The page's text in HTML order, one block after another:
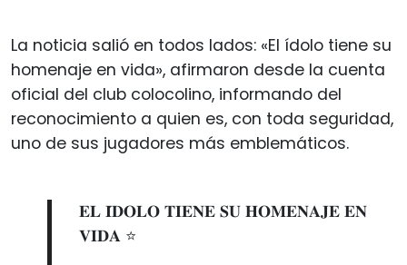
La noticia salió en todos lados: «El ídolo tiene su
homenaje en vida», afirmaron desde la cuenta
oficial del club colocolino, informando del
reconocimiento a quien es, con toda seguridad,
uno de sus jugadores más emblemáticos.
𝐄𝐋 𝐈́𝐃𝐎𝐋𝐎 𝐓𝐈𝐄𝐍𝐄 𝐒𝐔 𝐇𝐎𝐌𝐄𝐍𝐀𝐉𝐄 𝐄𝐍
𝐕𝐈𝐃𝐀 ⭐